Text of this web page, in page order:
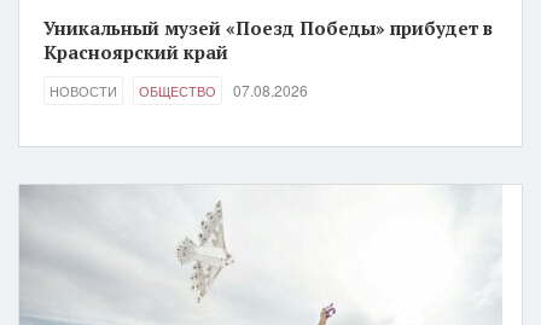
Уникальный музей «Поезд Победы» прибудет в
Красноярский край
НОВОСТИ ОБЩЕСТВО 07.08.2026